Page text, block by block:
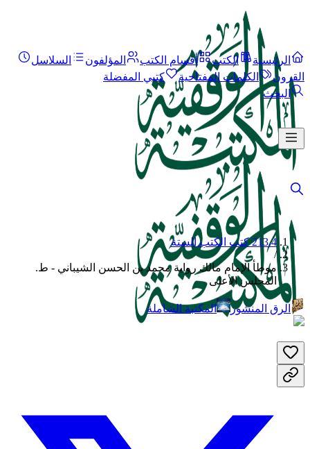
الرئيسية الكتب أقسام الكتب المؤلفون
السلاسل
القرون
الكلمات المفتاحية
كتبي المفضلة
البحث
213.4 كتب الكتب الستة
/
موطأ الإمام مالك رواية محمد بن الحسن الشيباني - ط.
المجلس الأعلى
الرق المنشور المكتبة الشاملة